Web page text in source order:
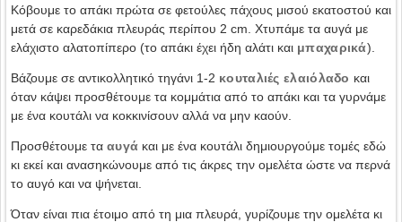
Κόβουμε το απάκι πρώτα σε φετούλες πάχους μισού εκατοστού και
μετά σε καρεδάκια πλευράς περίπου 2 cm. Χτυπάμε τα αυγά με
ελάχιστο αλατοπίπερο (το απάκι έχει ήδη αλάτι και μπαχαρικά).
Βάζουμε σε αντικολλητικό τηγάνι 1-2 κουταλιές ελαιόλαδο και
όταν κάψει προσθέτουμε τα κομμάτια από το απάκι και τα γυρνάμε
με ένα κουτάλι να κοκκινίσουν αλλά να μην καούν.
Προσθέτουμε τα αυγά και με ένα κουτάλι δημιουργούμε τομές εδώ
κι εκεί και ανασηκώνουμε από τις άκρες την ομελέτα ώστε να περνά
το αυγό και να ψήνεται.
Όταν είναι πια έτοιμο από τη μια πλευρά, γυρίζουμε την ομελέτα κι